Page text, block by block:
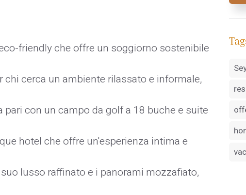
friendly che offre un soggiorno sostenibile
chi cerca un ambiente rilassato e informale,
pari con un campo da golf a 18 buche e suite
hotel che offre un'esperienza intima e
lusso raffinato e i panorami mozzafiato,